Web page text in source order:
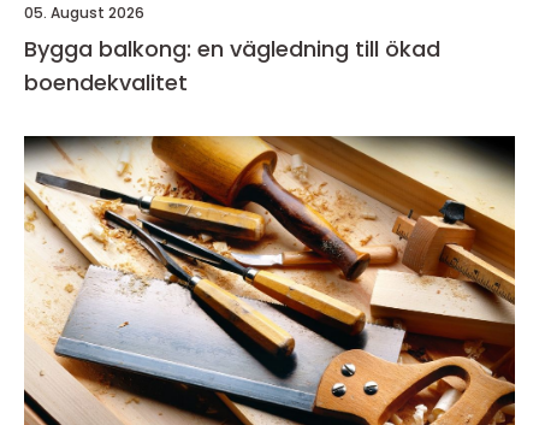
05. August 2026
Bygga balkong: en vägledning till ökad
boendekvalitet